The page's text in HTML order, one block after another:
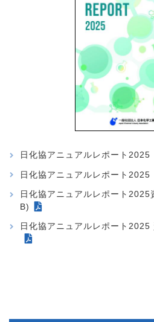
日化協アニュアルレポート
日化協アニュアルレポート
日化協アニュアルレポート
B)
日化協アニュアルレポート